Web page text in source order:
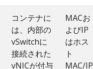
コンテナに
は、内部の
vSwitchに
接続された
vNICが付与
MACお
よびIP
はホス
ト
MAC/IP